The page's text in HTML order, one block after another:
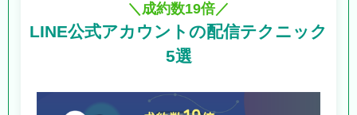
＼成約数19倍／
LINE公式アカウントの配信テクニック
5選